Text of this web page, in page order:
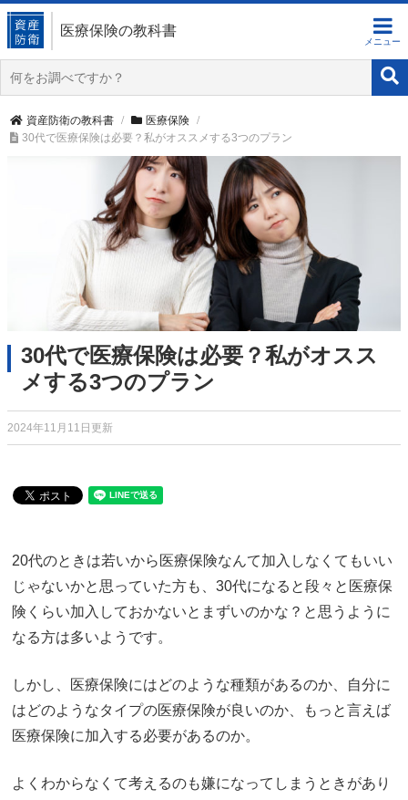
医療保険の教科書
資産防衛の教科書
医療保険
30代で医療保険は必要？私がオススメする3つのプラン
30代で医療保険は必要？私がオスス
メする3つのプラン
2024年11月11日更新
20代のときは若いから医療保険なんて加入しなくてもいい
じゃないかと思っていた方も、30代になると段々と医療保
険くらい加入しておかないとまずいのかな？と思うように
なる方は多いようです。
しかし、医療保険にはどのような種類があるのか、自分に
はどのようなタイプの医療保険が良いのか、もっと言えば
医療保険に加入する必要があるのか。
よくわからなくて考えるのも嫌になってしまうときがあり